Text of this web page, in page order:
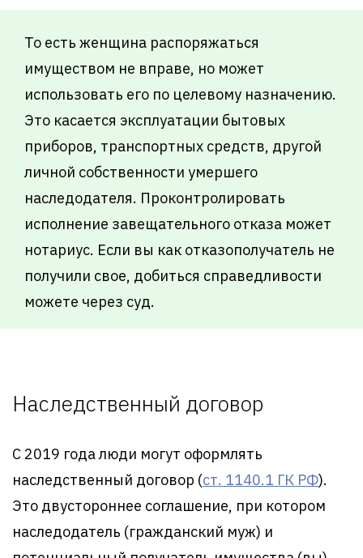
То есть женщина распоряжаться
имуществом не вправе, но может
использовать его по целевому назначению.
Это касается эксплуатации бытовых
приборов, транспортных средств, другой
личной собственности умершего
наследодателя. Проконтролировать
исполнение завещательного отказа может
нотариус. Если вы как отказополучатель не
получили свое, добиться справедливости
можете через суд.
Наследственный договор
С 2019 года люди могут оформлять
наследственный договор (ст. 1140.1 ГК РФ).
Это двустороннее соглашение, при котором
наследодатель (гражданский муж) и